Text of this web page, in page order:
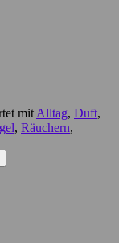
mitAlltag, Duft,
, Räuchern,